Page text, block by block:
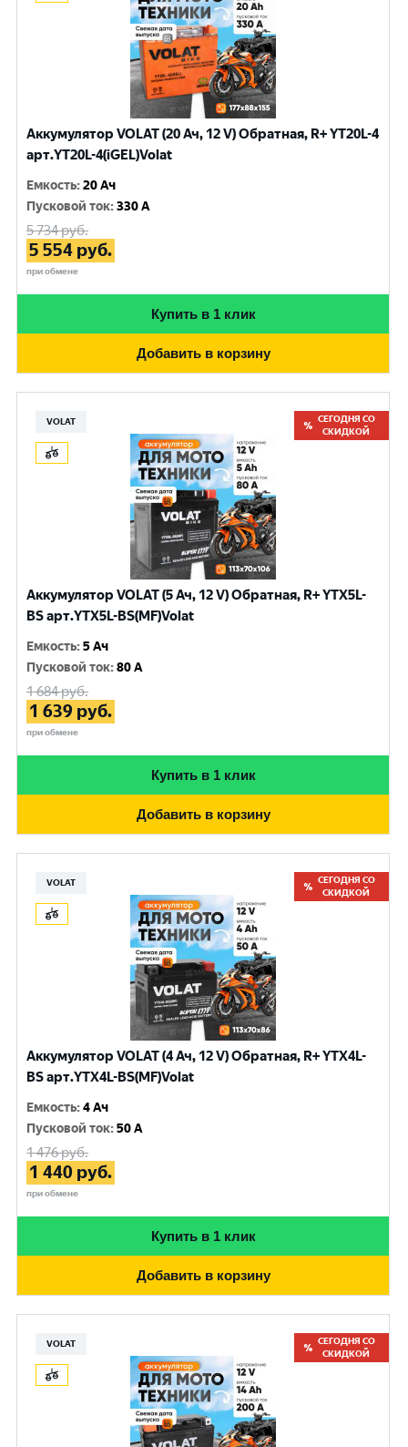
Аккумулятор VOLAT (20 Ач, 12 V) Обратная, R+ YT20L-4
арт.YT20L-4(iGEL)Volat
Емкость:20 Ач
Пусковой ток:330 A
5 734руб.
5 554 руб.
при обмене
Купить в 1 клик
Добавить в корзину
VOLAT
СЕГОДНЯ СО
СКИДКОЙ
Аккумулятор VOLAT (5 Ач, 12 V) Обратная, R+ YTX5L-
BS арт.YTX5L-BS(MF)Volat
Емкость:5 Ач
Пусковой ток:80 A
1 684руб.
1 639 руб.
при обмене
Купить в 1 клик
Добавить в корзину
VOLAT
СЕГОДНЯ СО
СКИДКОЙ
Аккумулятор VOLAT (4 Ач, 12 V) Обратная, R+ YTX4L-
BS арт.YTX4L-BS(MF)Volat
Емкость:4 Ач
Пусковой ток:50 A
1 476руб.
1 440 руб.
при обмене
Купить в 1 клик
Добавить в корзину
VOLAT
СЕГОДНЯ СО
СКИДКОЙ